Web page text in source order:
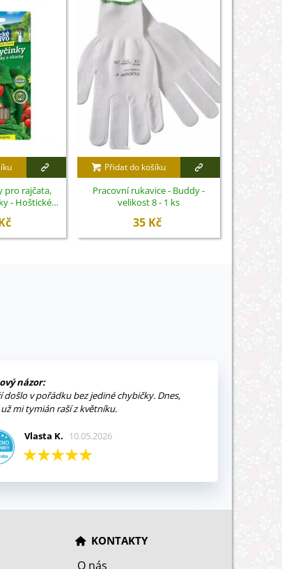
pro rajčata,
- Hoštické
Přidat do košíku
Pracovní rukavice - Buddy -
velikost 8 - 1 ks
35 Kč
názor:
došlo v pořádku bez jediné chybičky. Dnes,
už mi tymián raší z květníku.
Vlasta K. 10.05.2026
KONTAKTY
O nás